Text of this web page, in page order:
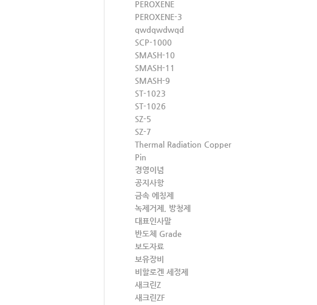
PEROXENE
PEROXENE-3
qwdqwdwqd
SCP-1000
SMASH-10
SMASH-11
SMASH-9
ST-1023
ST-1026
SZ-5
SZ-7
Thermal Radiation Copper
Pin
경영이념
공지사항
금속 에칭제
녹제거제, 방청제
대표인사말
반도체 Grade
보도자료
보유장비
비할로겐 세정제
새크린Z
새크린ZF